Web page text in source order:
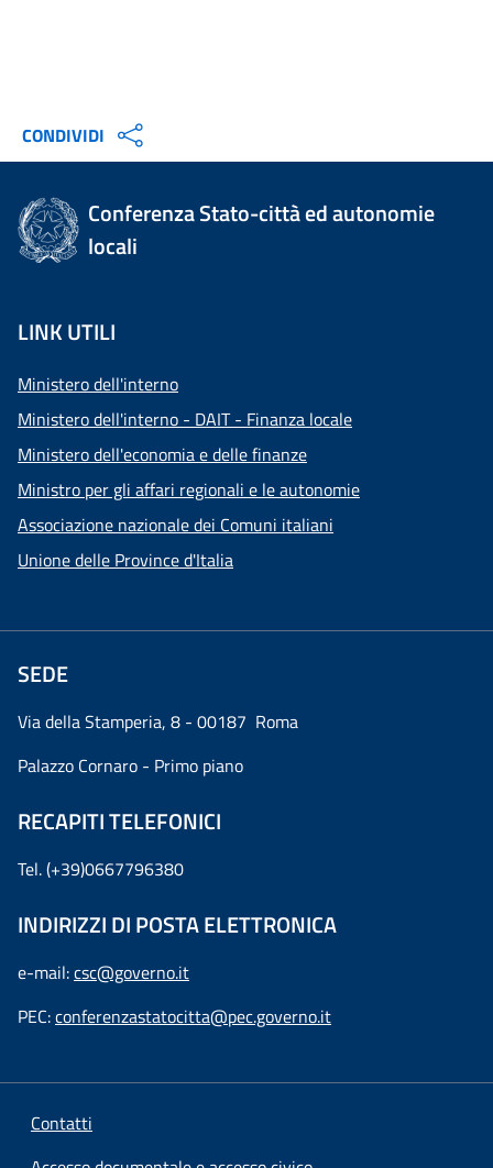
CONDIVIDI
Conferenza Stato-città ed autonomie
locali
LINK UTILI
Ministero dell'interno
Ministero dell'interno - DAIT - Finanza locale
Ministero dell'economia e delle finanze
Ministro per gli affari regionali e le autonomie
Associazione nazionale dei Comuni italiani
Unione delle Province d'Italia
SEDE
Via della Stamperia, 8 - 00187 Roma
Palazzo Cornaro - Primo piano
RECAPITI TELEFONICI
Tel. (+39)0667796380
INDIRIZZI DI POSTA ELETTRONICA
e-mail:csc@governo.it
PEC:conferenzastatocitta@pec.governo.it
Contatti